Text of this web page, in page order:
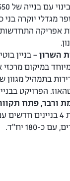
אפריקה התחדשות
– בניין
במיקום
ו-28 דירות בתמהיל
הפרויקט
ורבר, פתח
מגורים ובניית 4
כ-180 יח"ד.